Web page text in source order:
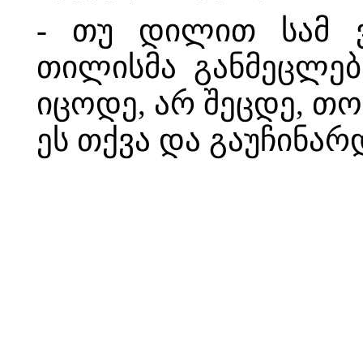
- თუ დილით სამ
თილისმა
იცოდე, არ შეცდე,
ეს თქვა და